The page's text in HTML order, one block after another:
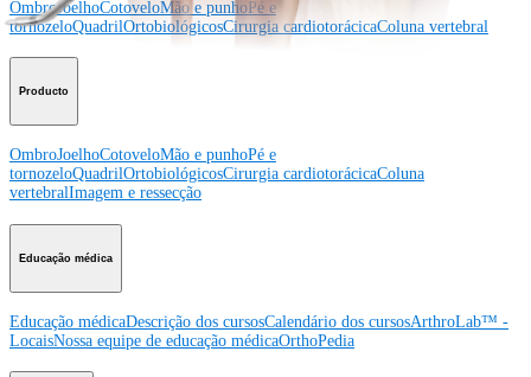
OmbroJoelhoCotoveloMão e punhoPé e
tornozeloQuadrilOrtobiológicosCirurgia cardiotorácicaColuna vertebral
Producto
OmbroJoelhoCotoveloMão e punhoPé e
tornozeloQuadrilOrtobiológicosCirurgia cardiotorácicaColuna
vertebralImagem e ressecção
Educação médica
Educação médicaDescrição dos cursosCalendário dos cursosArthroLab™ -
LocaisNossa equipe de educação médicaOrthoPedia